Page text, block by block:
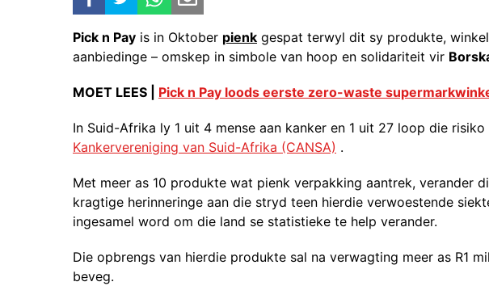
Pick n Pay is in Oktober pienk gespat terwyl dit sy produkte,
aanbiedinge – omskep in simbole van hoop en solidariteit vir
MOET LEES | Pick n Pay loods eerste zero-waste
In Suid-Afrika ly 1 uit 4 mense aan kanker en 1 uit 27 loop die
Kankervereniging van Suid-Afrika (CANSA) .
Met meer as 10 produkte wat pienk verpakking aantrek, verander
kragtige herinneringe aan die stryd teen hierdie verwoestende
ingesamel word om die land se statistieke te help verander.
Die opbrengs van hierdie produkte sal na verwagting meer as R1
beveg.